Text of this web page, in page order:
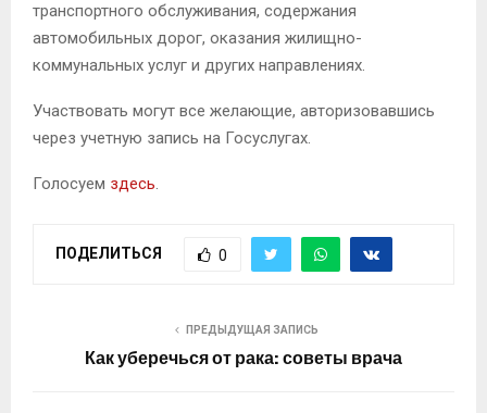
транспортного обслуживания, содержания
автомобильных дорог, оказания жилищно-
коммунальных услуг и других направлениях.
Участвовать могут все желающие, авторизовавшись
через учетную запись на Госуслугах.
Голосуем здесь.
ПОДЕЛИТЬСЯ 0
ПРЕДЫДУЩАЯ ЗАПИСЬ
Как уберечься от рака: советы врача